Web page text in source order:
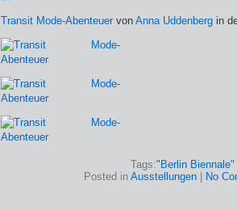
Transit Mode-Abenteuer von Anna Uddenberg in
Tags:"Berlin Biennale"
Posted in Ausstellungen| No